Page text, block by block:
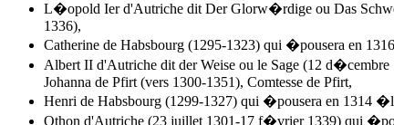
L�opold Ier d'Autriche dit Der Glorw�rdige ou Das
1336),
Catherine de Habsbourg (1295-1323) qui �pousera en
Albert II d'Autriche dit der Weise ou le Sage (12
Johanna de Pfirt (vers 1300-1351), Comtesse de Pfirt,
Henri de Habsbourg (1299-1327) qui �pousera en 1314
Othon d'Autriche (23 juillet 1301-17 f�vrier 1339) qui